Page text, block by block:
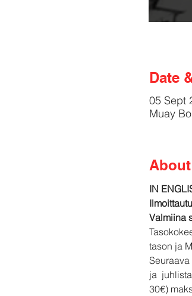
Date
05 Sept
Muay
About
IN
Valmiina
tason ja
ja
30€)